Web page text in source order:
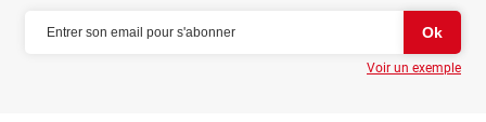
Voir un exemple